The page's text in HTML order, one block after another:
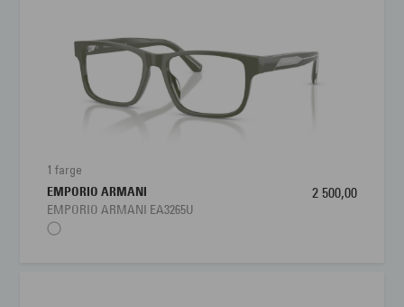
å bruke og samtidig gi deg klart syn i alle
situasjoner. Har du tenkt på at du bør ha ulike briller
til ulik bruk? Det er lurt å ha flere briller, som en
robust herrebrille til hverdags og en mer klassisk til
1 farge
EMPORIO ARMANI
EMPORIO ARMANI EA3265U
2 500,00